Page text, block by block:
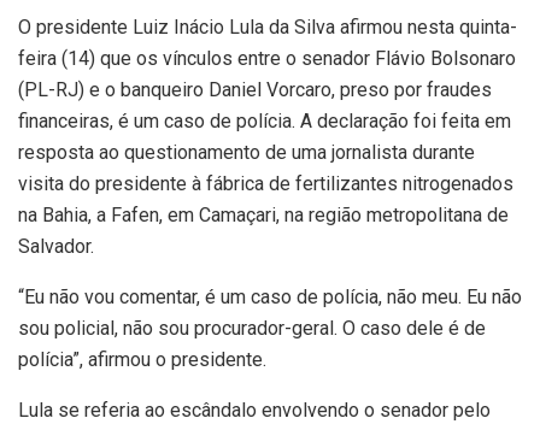
O presidente Luiz Inácio Lula da Silva afirmou nesta quinta-
feira (14) que os vínculos entre o senador Flávio Bolsonaro
(PL-RJ) e o banqueiro Daniel Vorcaro, preso por fraudes
financeiras, é um caso de polícia. A declaração foi feita em
resposta ao questionamento de uma jornalista durante
visita do presidente à fábrica de fertilizantes nitrogenados
na Bahia, a Fafen, em Camaçari, na região metropolitana de
Salvador.
“Eu não vou comentar, é um caso de polícia, não meu. Eu não
sou policial, não sou procurador-geral. O caso dele é de
polícia”, afirmou o presidente.
Lula se referia ao escândalo envolvendo o senador pelo